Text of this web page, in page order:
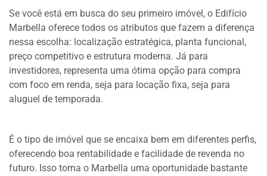
Se você está em busca do seu primeiro imóvel, o Edifício
Marbella oferece todos os atributos que fazem a diferença
nessa escolha: localização estratégica, planta funcional,
preço competitivo e estrutura moderna. Já para
investidores, representa uma ótima opção para compra
com foco em renda, seja para locação fixa, seja para
aluguel de temporada.
É o tipo de imóvel que se encaixa bem em diferentes perfis,
oferecendo boa rentabilidade e facilidade de revenda no
futuro. Isso torna o Marbella uma oportunidade bastante